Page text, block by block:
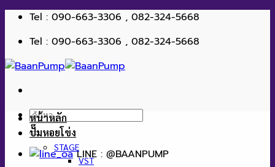
ข้าม
เนื้อหา
Tel : 090-663-3306 , 082-324-5668
Tel : 090-663-3306 , 082-324-5668
ค้นหา:
LINE : @BAANPUMP
หน้าหลัก
ปั๊มหอยโข่ง
STAGE
VST